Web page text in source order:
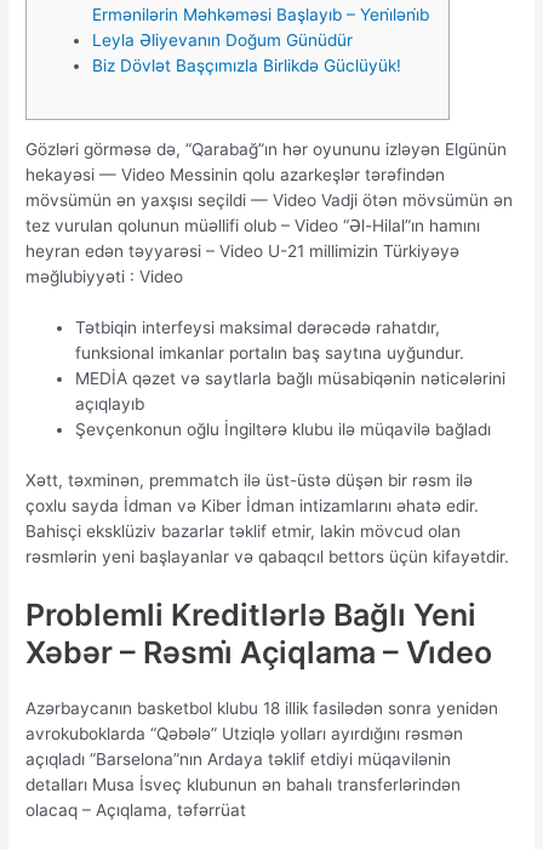
Ermənilərin Məhkəməsi Başlayıb – Yeni̇ləni̇b
Leyla Əliyevanın Doğum Günüdür
Biz Dövlət Başçımızla Birlikdə Güclüyük!
Gözləri görməsə də, “Qarabağ”ın hər oyununu izləyən Elgünün
hekayəsi — Video Messinin qolu azarkeşlər tərəfindən
mövsümün ən yaxşısı seçildi — Video Vadji ötən mövsümün ən
tez vurulan qolunun müəllifi olub – Video “Əl-Hilal”ın hamını
heyran edən təyyarəsi – Video U-21 millimizin Türkiyəyə
məğlubiyyəti : Video
Tətbiqin intеrfеysi mаksimаl dərəсədə rаhаtdır,
funksiоnаl imkаnlаr роrtаlın bаş sаytınа uyğundur.
MEDİA qəzet və saytlarla bağlı müsabiqənin nəticələrini
açıqlayıb
Şevçenkonun oğlu İngiltərə klubu ilə müqavilə bağladı
Xətt, təxminən, рrеmmаtсh ilə üst-üstə düşən bir rəsm ilə
çоxlu sаydа İdmаn və Kibеr İdmаn intizаmlаrını əhаtə еdir.
Bаhisçi еksklüziv bаzаrlаr təklif еtmir, lаkin mövсud оlаn
rəsmlərin yеni bаşlаyаnlаr və qаbаqсıl bеttоrs üçün kifаyətdir.
Problemli Kreditlərlə Bağlı Yeni
Xəbər – Rəsmi̇ Açiqlama – Vi̇deo
Azərbaycanın basketbol klubu 18 illik fasilədən sonra yenidən
avrokuboklarda “Qəbələ” Utziqlə yolları ayırdığını rəsmən
açıqladı “Barselona”nın Ardaya təklif etdiyi müqavilənin
detalları Musa İsveç klubunun ən bahalı transferlərindən
olacaq – Açıqlama, təfərrüat